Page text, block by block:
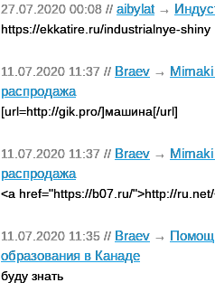
27.07.2020 00:08 // aibylat →
https://ekkatire.ru/industrialnye-shiny
11.07.2020 11:37 // Braev →
распродажа
[url=http://gik.pro/]машина[/url]
11.07.2020 11:37 // Braev →
распродажа
<a href="https://b07.ru/">http://
11.07.2020 11:35 // Braev →
образования в Канаде
буду знать